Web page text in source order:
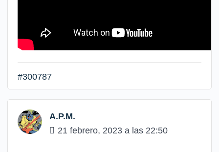
#300787
A.P.M.
21 febrero, 2023 a las 22:50